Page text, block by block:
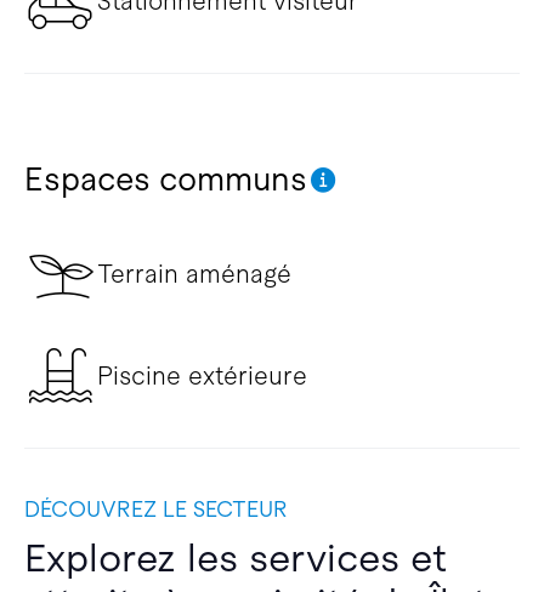
Espaces communs
Terrain aménagé
Piscine extérieure
DÉCOUVREZ LE SECTEUR
Explorez les services et